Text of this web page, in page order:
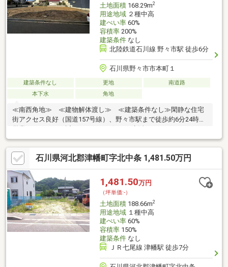
土地面積168.29m2
用途地域２種中高
建ぺい率60%
容積率200%
建築条件なし
北陸鉄道石川線 野々市駅 徒歩6分
石川県野々市市本町１
建築条件なし 更地
南道路
本下水
角地
≪南西角地≫ ≪建物解体渡し≫ ≪建築条件なし≫閑静な住宅
街アクセス良好（国道157号線）、野々市駅まで徒歩約6分24時間
石川県河北郡津幡町字北中条 1,481.50万円
1,481.50万円
（坪単価:-）
土地面積188.66m2
用途地域１種中高
建ぺい率60%
容積率150%
建築条件なし
ＪＲ七尾線 津幡駅 徒歩7分